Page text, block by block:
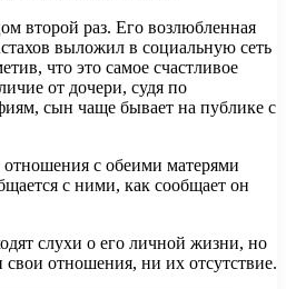
второй раз. Его возлюбленная
выложил в социальную сеть
что это самое счастливое
от дочери, судя по
сын чаще бывает на публике с
отношения с обеими матерями
с ними, как сообщает он
слухи о его личной жизни, но
отношения, ни их отсутствие.